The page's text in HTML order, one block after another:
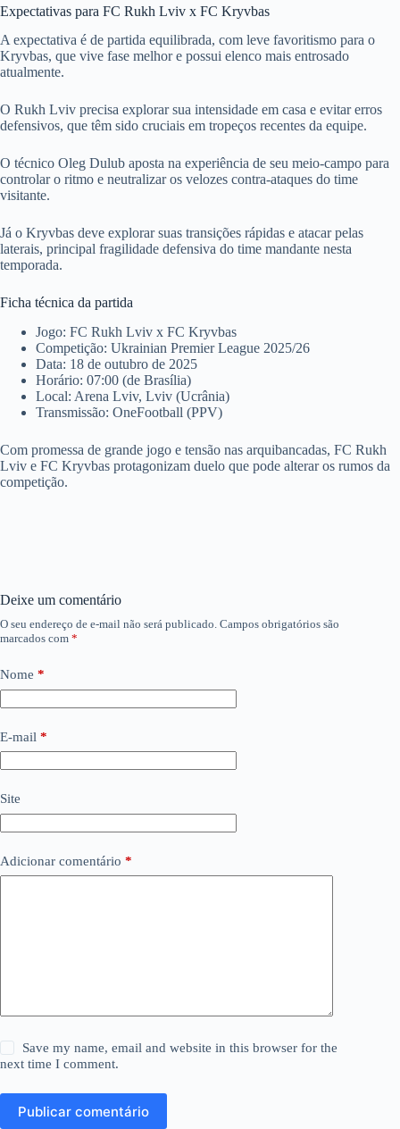
Expectativas para FC Rukh Lviv x FC Kryvbas
A expectativa é de partida equilibrada, com leve favoritismo para o
Kryvbas, que vive fase melhor e possui elenco mais entrosado
atualmente.
O Rukh Lviv precisa explorar sua intensidade em casa e evitar erros
defensivos, que têm sido cruciais em tropeços recentes da equipe.
O técnico Oleg Dulub aposta na experiência de seu meio-campo para
controlar o ritmo e neutralizar os velozes contra-ataques do time
visitante.
Já o Kryvbas deve explorar suas transições rápidas e atacar pelas
laterais, principal fragilidade defensiva do time mandante nesta
temporada.
Ficha técnica da partida
Jogo: FC Rukh Lviv x FC Kryvbas
Competição: Ukrainian Premier League 2025/26
Data: 18 de outubro de 2025
Horário: 07:00 (de Brasília)
Local: Arena Lviv, Lviv (Ucrânia)
Transmissão: OneFootball (PPV)
Com promessa de grande jogo e tensão nas arquibancadas, FC Rukh
Lviv e FC Kryvbas protagonizam duelo que pode alterar os rumos da
competição.
Deixe um comentário
O seu endereço de e-mail não será publicado. Campos obrigatórios são
marcados com *
Nome *
E-mail *
Site
Adicionar comentário *
Save my name, email and website in this browser for the
next time I comment.
Publicar comentário